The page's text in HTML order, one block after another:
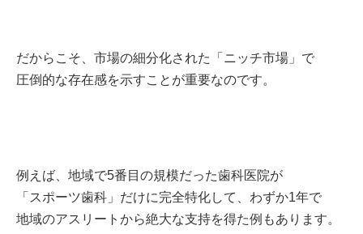
だからこそ、市場の細分化された「ニッチ市場」で
圧倒的な存在感を示すことが重要なのです。
例えば、地域で5番目の規模だった歯科医院が
「スポーツ歯科」だけに完全特化して、わずか1年で
地域のアスリートから絶大な支持を得た例もあります。